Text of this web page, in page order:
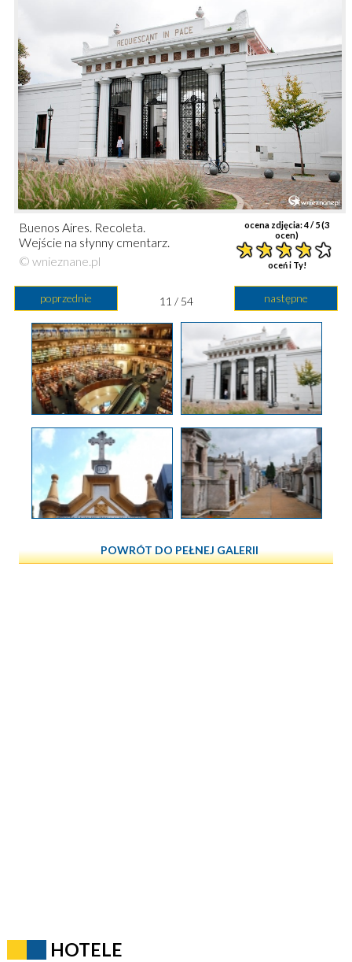
ocena zdjęcia:4/ 5 (3
ocen)
oceń i Ty!
Buenos Aires. Recoleta.
Wejście na słynny cmentarz.
© wnieznane.pl
poprzednie następne
11 / 54
POWRÓT DO PEŁNEJ GALERII
HOTELE